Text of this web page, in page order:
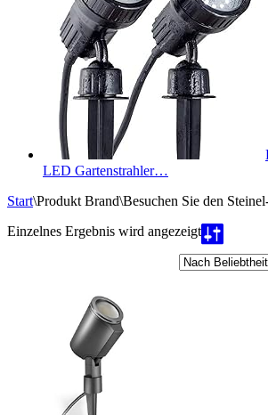
LED Gartenstrahler…
Start\Produkt Brand\Besuchen Sie den
Einzelnes Ergebnis wird angezeigt